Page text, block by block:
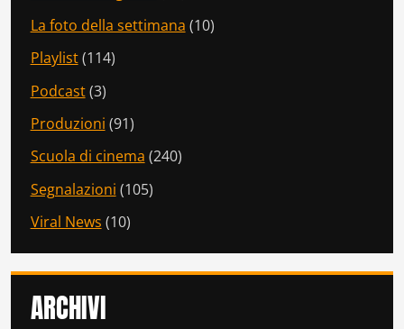
La foto della settimana (10)
Playlist(114)
Podcast(3)
Produzioni (91)
Scuola di cinema (240)
Segnalazioni (105)
Viral News (10)
ARCHIVI